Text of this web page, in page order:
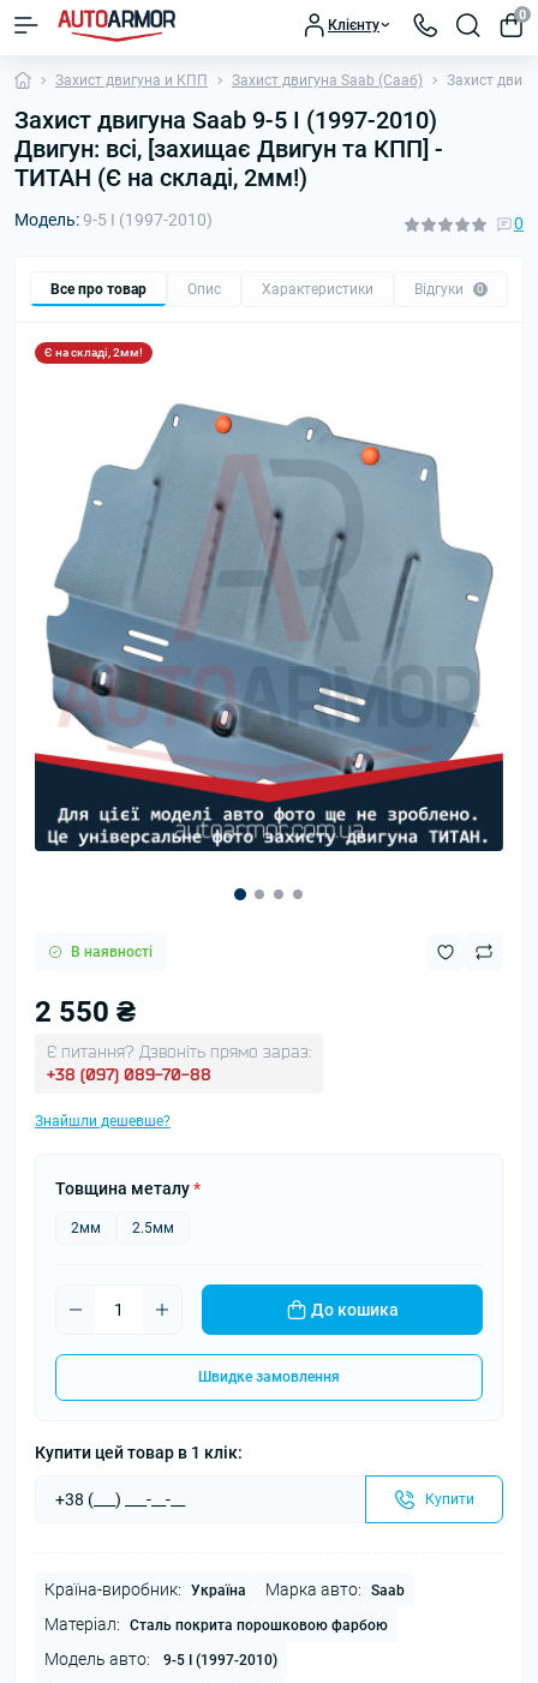
Клієнту
0
Захист двигуна и КПП Захист двигуна Saab (Сааб) Захист
Захист двигуна Saab 9-5 I (1997-2010)
Двигун: всі, [захищає Двигун та КПП] -
ТИТАН (Є на складі, 2мм!)
Модель:9-5 I (1997-2010) 0
Все про товар Опис Характеристики Відгуки 0
Є на складі, 2мм!
В наявності
2 550 ₴
Є питання? Дзвоніть прямо зараз:
+38 (097) 089-70-88
Знайшли дешевше?
Товщина металу*
2мм 2.5мм
До кошика
Швидке замовлення
Купити цей товар в 1 клік:
Купити
Країна-виробник: Україна Марка авто: Saab
Матеріал: Сталь покрита порошковою фарбою
Модель авто: 9-5 I (1997-2010)